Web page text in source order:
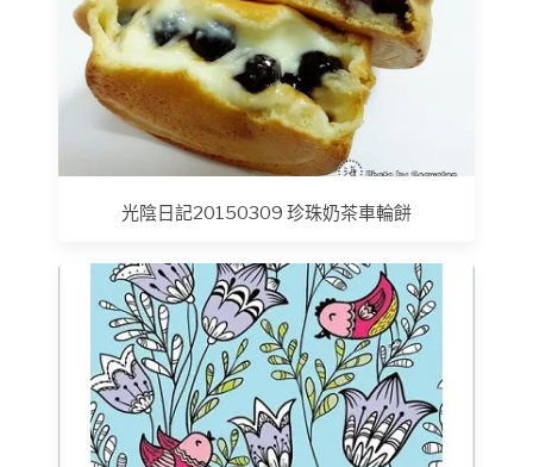
光陰日記20150309 珍珠奶茶車輪餅